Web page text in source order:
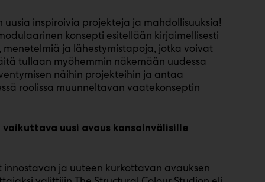
uusia inspiroivia projekteja ja mahdollisuuksia!
konsepti esitellään kirjaimellisesti
ja lähestymistapoja, jotka voivat
tullaan myöhemmin näkemään uudessa
näihin projekteihin ja antaa
roolissa muunneltavan vaatekonseptin
uusi avaus kansainvälisille
ja uuteen kurkottavan avauksen